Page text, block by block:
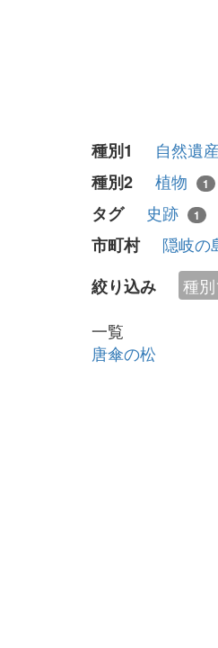
種別1 自然遺産
種別2 植物 1
タグ 史跡 1
市町村 隠岐の
絞り込み 種別
一覧
唐傘の松